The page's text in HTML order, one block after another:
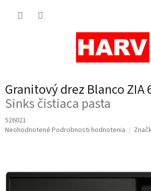
Granitový drez Blanco ZIA
Sinks čistiaca pasta
526021
Priemerné
z
Neohodnotené Podrobnosti hodnotenia